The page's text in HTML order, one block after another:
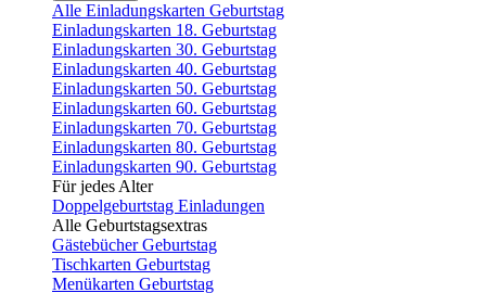
Alle Einladungskarten Geburtstag
Einladungskarten 18. Geburtstag
Einladungskarten 30. Geburtstag
Einladungskarten 40. Geburtstag
Einladungskarten 50. Geburtstag
Einladungskarten 60. Geburtstag
Einladungskarten 70. Geburtstag
Einladungskarten 80. Geburtstag
Einladungskarten 90. Geburtstag
Für jedes Alter
Doppelgeburtstag Einladungen
Alle Geburtstagsextras
Gästebücher Geburtstag
Tischkarten Geburtstag
Menükarten Geburtstag